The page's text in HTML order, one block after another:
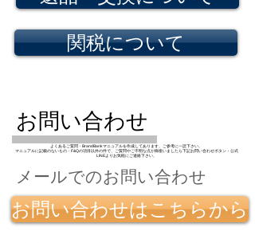
関税について
お問い合わせ
よくあるご質問・BrandBankマニュアルを作成してあります。ご参考に一読下さい。
マニュアルに記載のないもの・F&Qの項目以外の件で、ご質問やご不明な点が御座いましたら下記お問い合わせボタン・公式
LINEよりお気軽にご連絡下さい。
メールでのお問い合わせ
お問い合わせはこちらから